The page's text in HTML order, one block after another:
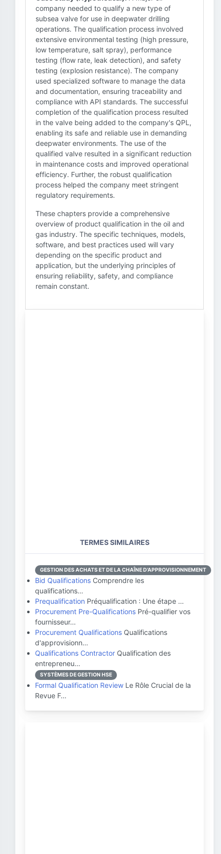
company needed to qualify a new type of
subsea valve for use in deepwater drilling
operations. The qualification process involved
extensive environmental testing (high pressure,
low temperature, salt spray), performance
testing (flow rate, leak detection), and safety
testing (explosion resistance). The company
used specialized software to manage the data
and documentation, ensuring traceability and
compliance with API standards. The successful
completion of the qualification process resulted
in the valve being added to the company's QPL,
enabling its safe and reliable use in demanding
deepwater environments. The use of the
qualified valve resulted in a significant reduction
in maintenance costs and improved operational
efficiency. Further, the robust qualification
process helped the company meet stringent
regulatory requirements.
These chapters provide a comprehensive
overview of product qualification in the oil and
gas industry. The specific techniques, models,
software, and best practices used will vary
depending on the specific product and
application, but the underlying principles of
ensuring reliability, safety, and compliance
remain constant.
TERMES SIMILAIRES
GESTION DES ACHATS ET DE LA CHAÎNE D'APPROVISIONNEMENT
Bid Qualifications Comprendre les
qualifications…
Prequalification Préqualification : Une étape …
Procurement Pre-Qualifications Pré-qualifier vos
fournisseur…
Procurement Qualifications Qualifications
d'approvisionn…
Qualifications Contractor Qualification des
entrepreneu…
SYSTÈMES DE GESTION HSE
Formal Qualification Review Le Rôle Crucial de la
Revue F…